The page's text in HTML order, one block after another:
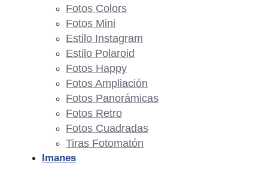
Fotos Colors
Fotos Mini
Estilo Instagram
Estilo Polaroid
Fotos Happy
Fotos Ampliación
Fotos Panorámicas
Fotos Retro
Fotos Cuadradas
Tiras Fotomatón
Imanes